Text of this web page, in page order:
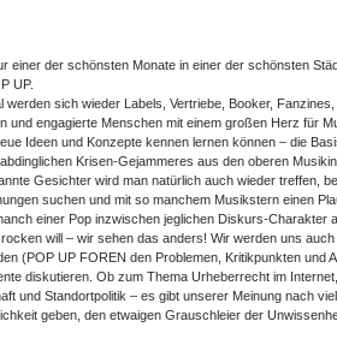
einer der schönsten Monate in einer der schönsten
UP.
sich wieder Labels, Vertriebe, Booker, Fanzines,
und engagierte Menschen mit einem großen Herz für
Ideen und Konzepte kennen lernen können – die
Krisen-Gejammeres aus den oberen
Gesichter wird man natürlich auch wieder treffen,
suchen und mit so manchem Musikstern einen
einer Pop inzwischen jeglichen Diskurs-Charakter
will – wir sehen das anders! Wir werden uns
(POP UP FOREN den Problemen, Kritikpunkten und
diskutieren. Ob zum Thema Urheberrecht im
und Standortpolitik – es gibt unserer Meinung nach
geben, den etwaigen Grauschleier der